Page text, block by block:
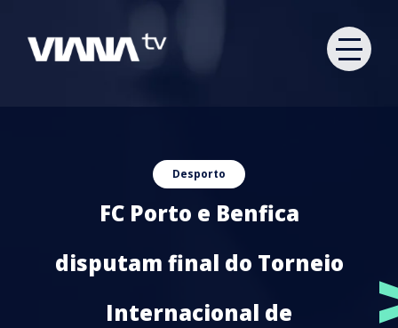
Desporto
FC Porto e Benfica
disputam final do Torneio
Internacional de